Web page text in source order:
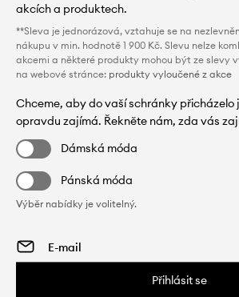
akcích a produktech.
**Sleva je jednorázová, vztahuje se na
nákupu v min. hodnotě 1 900 Kč. Slevu nelze
akcemi a některé produkty mohou být ze slevy
na webové stránce: produkty vyloučené z akce
Chceme, aby do vaší schránky přicházelo
opravdu zajímá. Řekněte nám, zda vás
Dámská móda
Pánská móda
Výběr nabídky je volitelný.
Přihlásit se